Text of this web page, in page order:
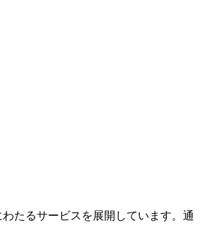
たるサービスを展開しています。通